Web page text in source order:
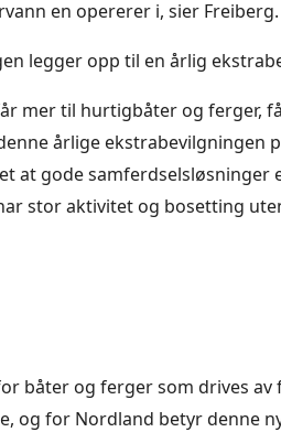
en opererer i, sier Freiberg.
legger opp til en årlig
mer til hurtigbåter og ferger,
årlige ekstrabevilgningen
at gode
stor aktivitet og bosetting
båter og ferger som drives
og for Nordland betyr denne